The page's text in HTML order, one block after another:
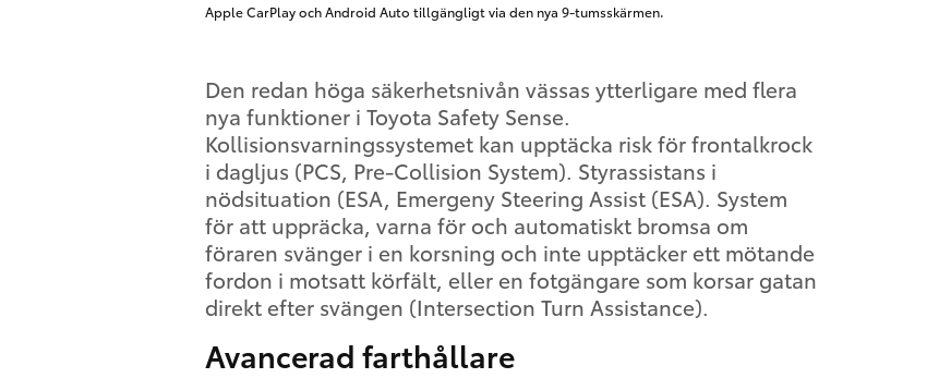
Apple CarPlay och Android Auto tillgängligt via den nya 9-tumsskärmen.
Den redan höga säkerhetsnivån vässas ytterligare med flera
nya funktioner i Toyota Safety Sense.
Kollisionsvarningssystemet kan upptäcka risk för frontalkrock
i dagljus (PCS, Pre-Collision System). Styrassistans i
nödsituation (ESA, Emergeny Steering Assist (ESA). System
för att uppräcka, varna för och automatiskt bromsa om
föraren svänger i en korsning och inte upptäcker ett mötande
fordon i motsatt körfält, eller en fotgängare som korsar gatan
direkt efter svängen (Intersection Turn Assistance).
Avancerad farthållare